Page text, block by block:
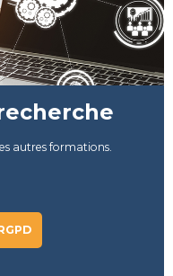
autres formations.